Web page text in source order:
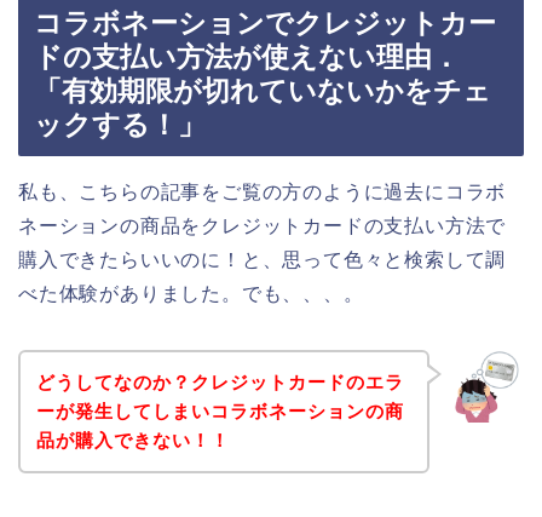
コラボネーションでクレジットカー
ドの支払い方法が使えない理由．
「有効期限が切れていないかをチェ
ックする！」
私も、こちらの記事をご覧の方のように過去にコラボ
ネーションの商品をクレジットカードの支払い方法で
購入できたらいいのに！と、思って色々と検索して調
べた体験がありました。でも、、、。
どうしてなのか？クレジットカードのエラ
ーが発生してしまいコラボネーションの商
品が購入できない！！